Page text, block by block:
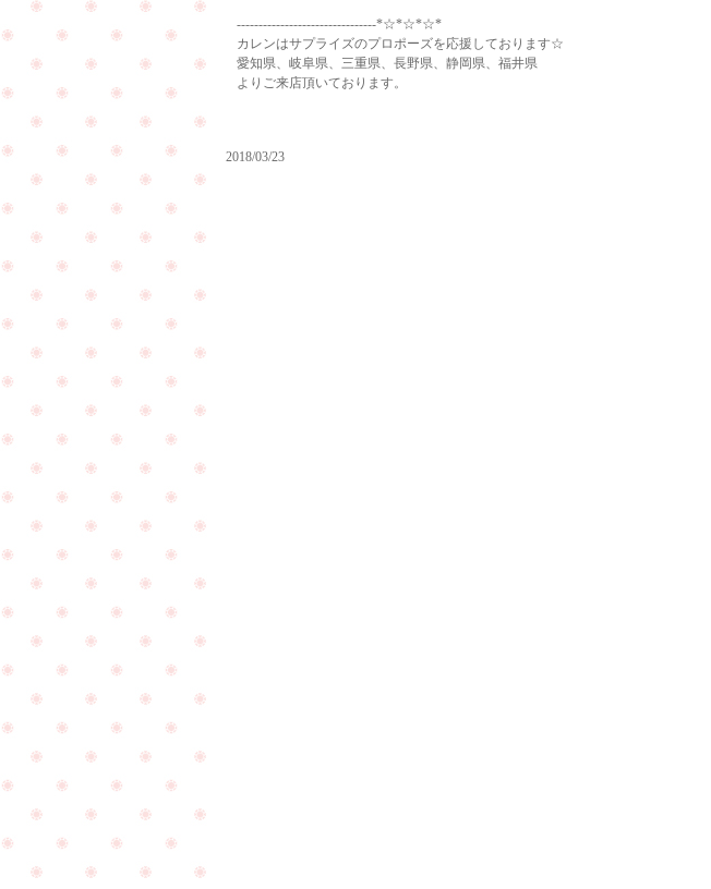
--------------------------------*☆*☆*☆*
カレンはサプライズのプロポーズを応援しております☆
愛知県、岐阜県、三重県、長野県、静岡県、福井県
よりご来店頂いております。
2018/03/23